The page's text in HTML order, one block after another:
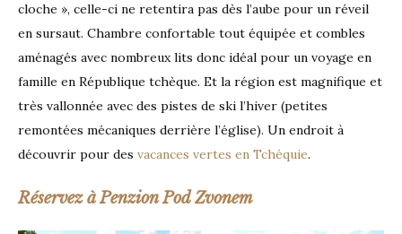
cloche », celle-ci ne retentira pas dès l’aube pour un réveil
en sursaut. Chambre confortable tout équipée et combles
aménagés avec nombreux lits donc idéal pour un voyage en
famille en République tchèque. Et la région est magnifique et
très vallonnée avec des pistes de ski l’hiver (petites
remontées mécaniques derrière l’église). Un endroit à
découvrir pour des vacances vertes en Tchéquie.
Réservez à Penzion Pod Zvonem